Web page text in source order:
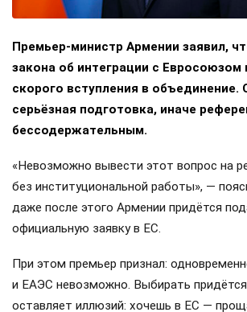
Премьер-министр Армении заявил,
закона об интеграции с Евросоюзом
скорого вступления в объединение.
серьёзная подготовка, иначе
бессодержательным.
«Невозможно вывести этот вопрос на
без институциональной работы», —
даже после этого Армении придётся
официальную заявку в ЕС.
При этом премьер признал:
и ЕАЭС невозможно. Выбирать
оставляет иллюзий: хочешь в ЕС —